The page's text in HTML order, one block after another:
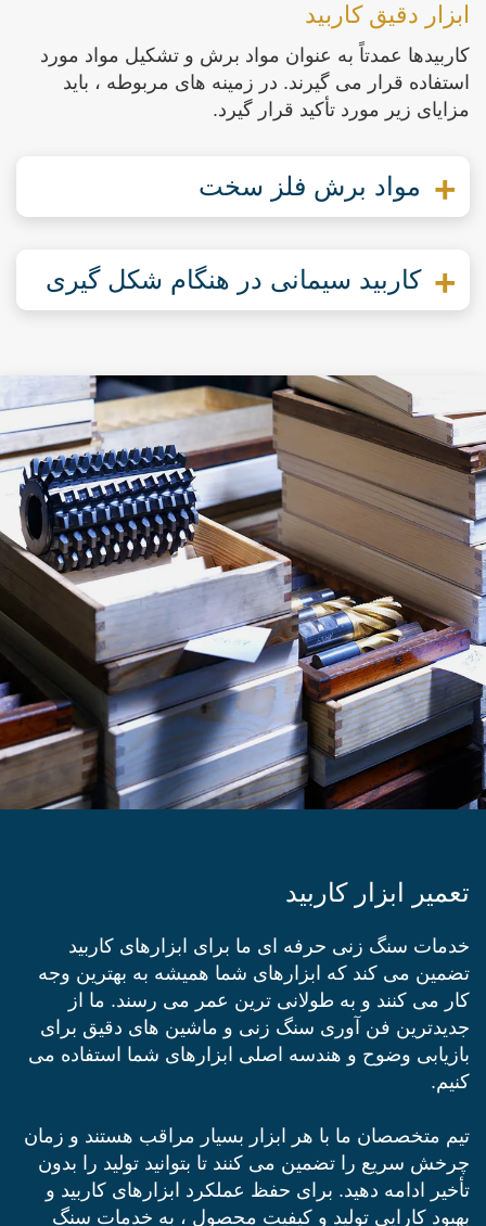
ابزار دقیق کاربید
کاربیدها عمدتاً به عنوان مواد برش و تشکیل مواد مورد
استفاده قرار می گیرند. در زمینه های مربوطه ، باید
مزایای زیر مورد تأکید قرار گیرد.
مواد برش فلز سخت
کاربید سیمانی در هنگام شکل گیری
تعمیر ابزار کاربید
خدمات سنگ زنی حرفه ای ما برای ابزارهای کاربید
تضمین می کند که ابزارهای شما همیشه به بهترین وجه
کار می کنند و به طولانی ترین عمر می رسند. ما از
جدیدترین فن آوری سنگ زنی و ماشین های دقیق برای
بازیابی وضوح و هندسه اصلی ابزارهای شما استفاده می
کنیم.
تیم متخصصان ما با هر ابزار بسیار مراقب هستند و زمان
چرخش سریع را تضمین می کنند تا بتوانید تولید را بدون
تأخیر ادامه دهید. برای حفظ عملکرد ابزارهای کاربید و
بهبود کارایی تولید و کیفیت محصول ، به خدمات سنگ